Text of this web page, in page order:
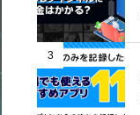
3